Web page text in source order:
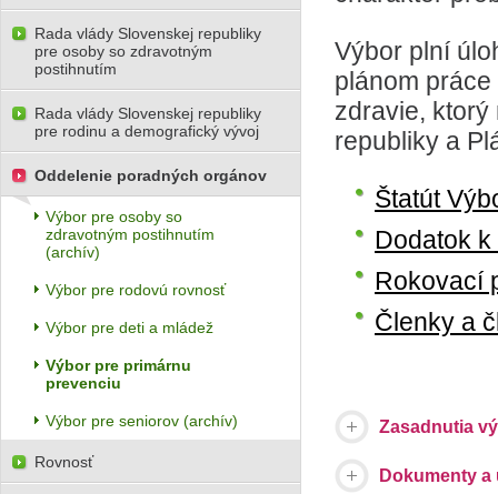
Výbor plní
plánom
zdravie, ktorý
republiky a
Štatút
Dodatok
Rokovací
Členky a
Zasadnutia
Dokumenty
Rada vlády Slovenskej republiky
pre osoby so zdravotným
postihnutím
Rada vlády Slovenskej republiky
pre rodinu a demografický vývoj
Oddelenie poradných orgánov
Výbor pre osoby so
zdravotným postihnutím
(archív)
Výbor pre rodovú rovnosť
Výbor pre deti a mládež
Výbor pre primárnu
prevenciu
Výbor pre seniorov (archív)
Rovnosť